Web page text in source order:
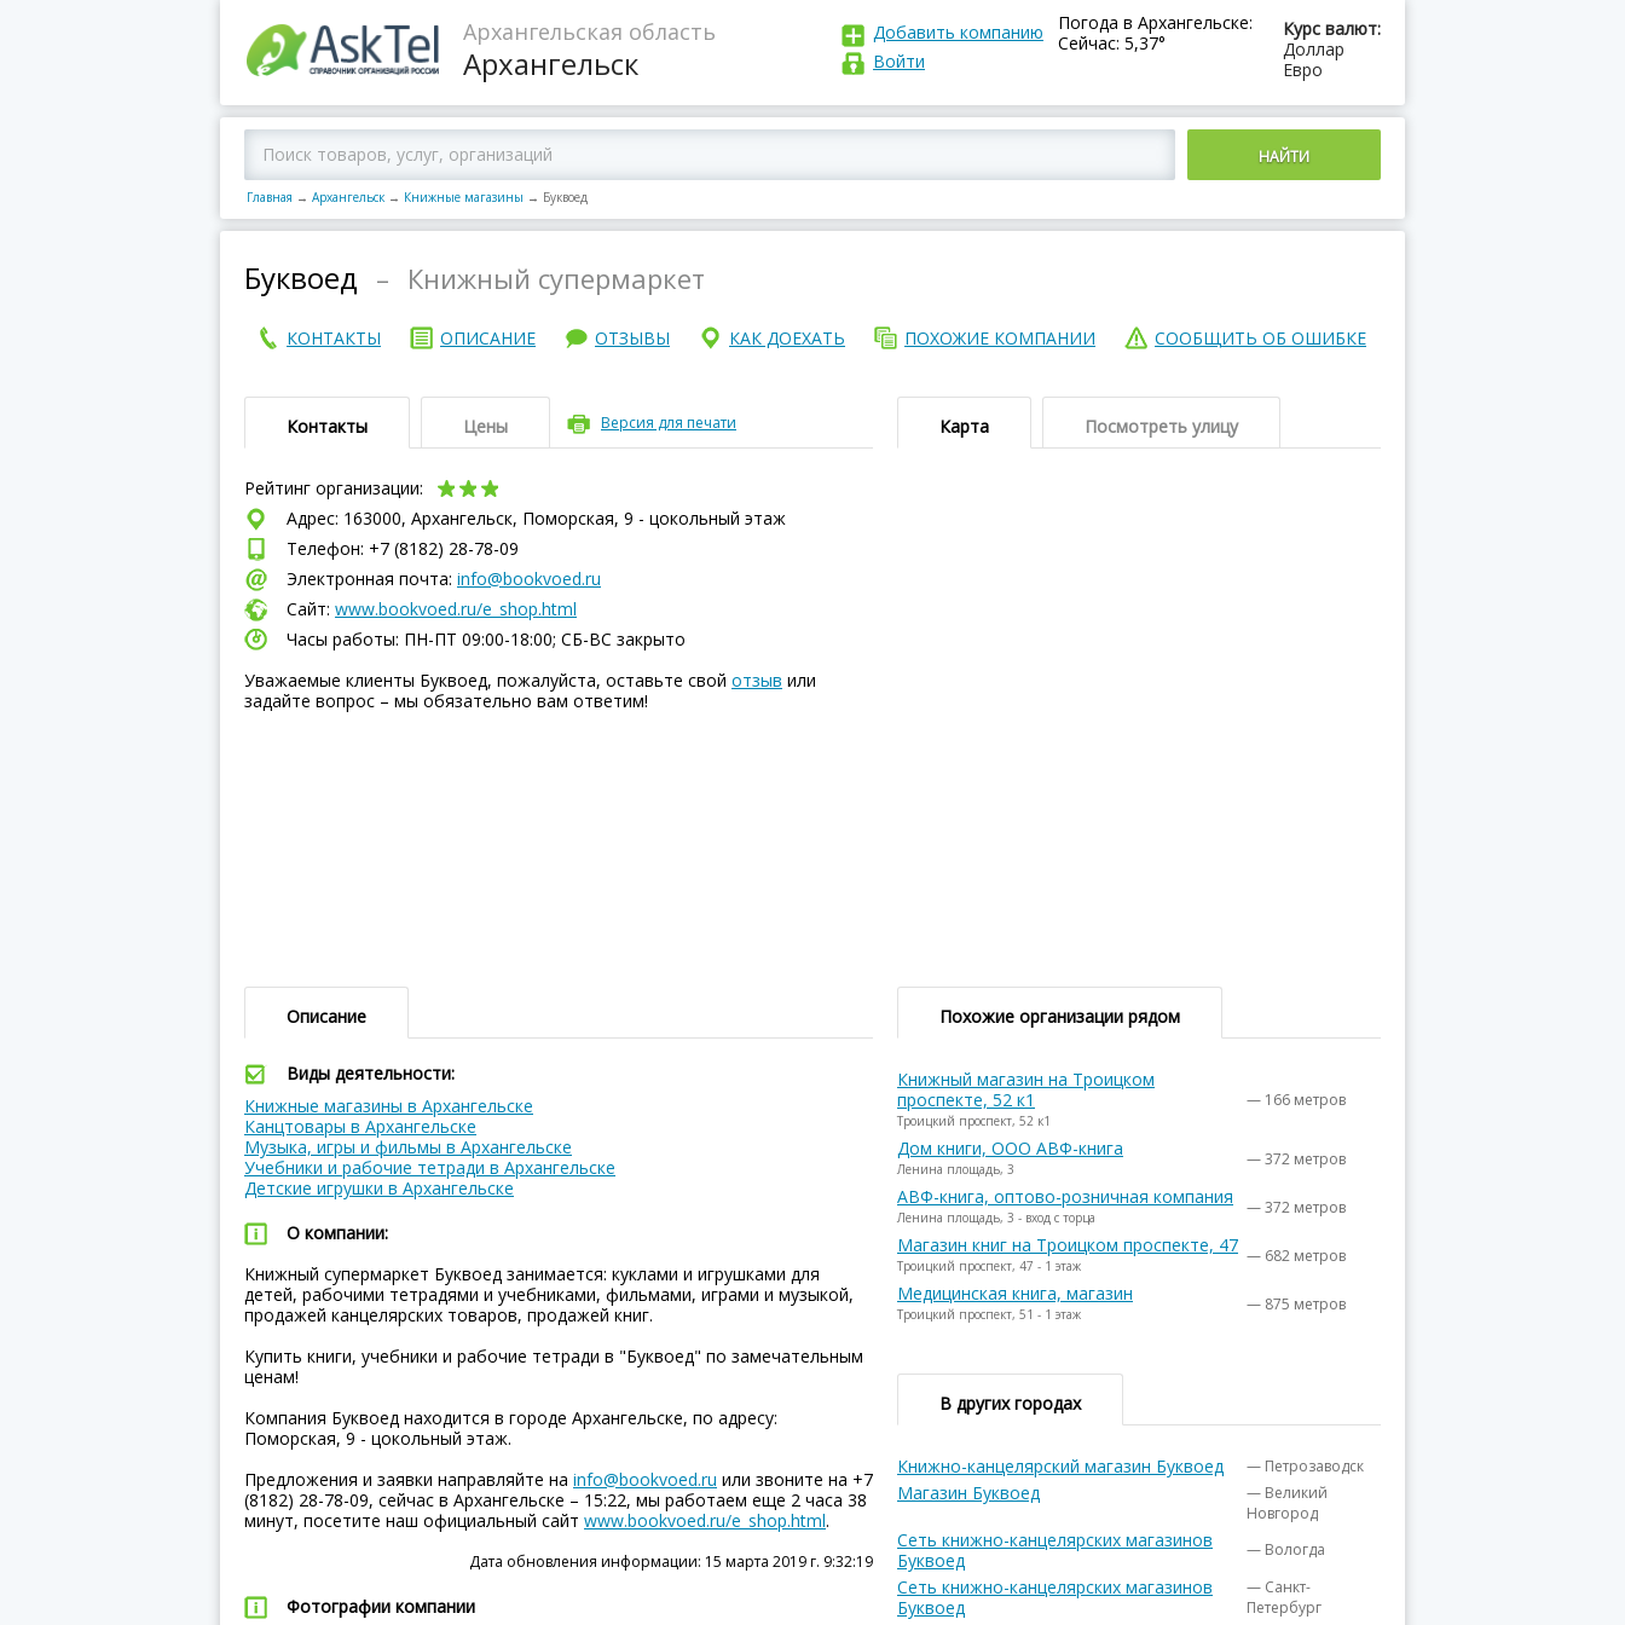
Архангельская область
Архангельск
Курс валют:
Доллар
Евро
Погода в Архангельске:
Сейчас: 5,37°
Добавить компанию
Войти
Главная → Архангельск → Книжные магазины → Буквоед
Буквоед – Книжный супермаркет
КОНТАКТЫ ОПИСАНИЕ ОТЗЫВЫ КАК ДОЕХАТЬ ПОХОЖИЕ КОМПАНИИ СООБЩИТЬ ОБ ОШИБКЕ
Контакты Цены Версия для печати
Рейтинг организации:
Адрес: 163000, Архангельск, Поморская, 9 - цокольный этаж
Телефон: +7 (8182) 28-78-09
Электронная почта: info@bookvoed.ru
Сайт: www.bookvoed.ru/e_shop.html
Часы работы: ПН-ПТ 09:00-18:00; СБ-ВC закрыто
Уважаемые клиенты Буквоед, пожалуйста, оставьте свой отзыв или
задайте вопрос – мы обязательно вам ответим!
Карта Посмотреть улицу
Описание
Виды деятельности:
Книжные магазины в Архангельске
Канцтовары в Архангельске
Музыка, игры и фильмы в Архангельске
Учебники и рабочие тетради в Архангельске
Детские игрушки в Архангельске
О компании:
Книжный супермаркет Буквоед занимается: куклами и игрушками для
детей, рабочими тетрадями и учебниками, фильмами, играми и музыкой,
продажей канцелярских товаров, продажей книг.
Купить книги, учебники и рабочие тетради в "Буквоед" по замечательным
ценам!
Компания Буквоед находится в городе Архангельске, по адресу:
Поморская, 9 - цокольный этаж.
Предложения и заявки направляйте на info@bookvoed.ru или звоните на +7
(8182) 28-78-09, сейчас в Архангельске – 15:22, мы работаем еще 2 часа 38
минут, посетите наш официальный сайт www.bookvoed.ru/e_shop.html.
Дата обновления информации: 15 марта 2019 г. 9:32:19
Фотографии компании
Похожие организации рядом
Книжный магазин на Троицком
проспекте, 52 к1
Троицкий проспект, 52 к1
— 166 метров
Дом книги, ООО АВФ-книга
Ленина площадь, 3 — 372 метров
АВФ-книга, оптово-розничная компания
Ленина площадь, 3 - вход с торца — 372 метров
Магазин книг на Троицком проспекте, 47
Троицкий проспект, 47 - 1 этаж — 682 метров
Медицинская книга, магазин
Троицкий проспект, 51 - 1 этаж — 875 метров
В других городах
Книжно-канцелярский магазин Буквоед — Петрозаводск
Магазин Буквоед
— Великий
Новгород
Сеть книжно-канцелярских магазинов
Буквоед
— Вологда
Сеть книжно-канцелярских магазинов
Буквоед
— Санкт-
Петербург